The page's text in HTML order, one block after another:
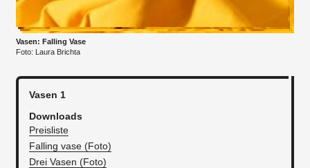
Vasen: Falling Vase
Foto: Laura Brichta
Vasen 1
Downloads
Preisliste
Falling vase (Foto)
Drei Vasen (Foto)